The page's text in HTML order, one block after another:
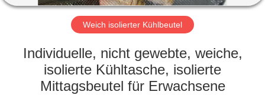
FABRIK-
AUSFLUG
QUALITÄTSKONTROLLE
Weich isolierter Kühlbeutel
Individuelle, nicht gewebte, weiche,
isolierte Kühltasche, isolierte
Mittagsbeutel für Erwachsene